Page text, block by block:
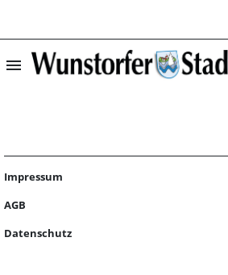
menu
Impressum
AGB
Datenschutz